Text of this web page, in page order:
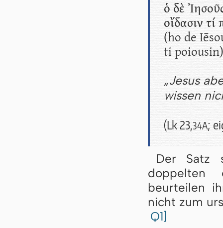
ὁ δὲ
οἴδασιν τί
(ho de
ti poiousin)
„Jesus
wissen
(Lk 23,34A;
Der
doppelten
beurteilen
nicht zum
Q1]